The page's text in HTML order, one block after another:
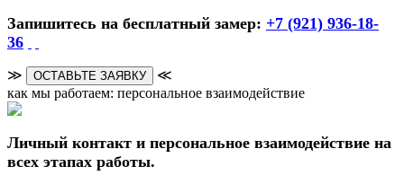
Запишитесь на бесплатный замер: +7 (921) 936-18-
36
≫ ОСТАВЬТЕ ЗАЯВКУ
≪
как мы работаем: персональное взаимодействие
Личный контакт и персональное взаимодействие на
всех этапах работы.